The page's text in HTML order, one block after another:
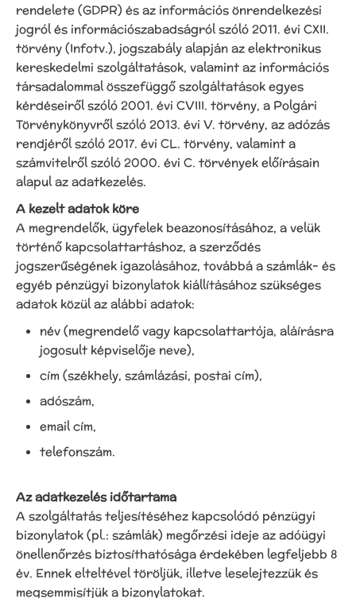
rendelete (GDPR) és az információs önrendelkezési
jogról és információszabadságról szóló 2011. évi CXII.
törvény (Infotv.), jogszabály alapján az elektronikus
kereskedelmi szolgáltatások, valamint az információs
társadalommal összefüggő szolgáltatások egyes
kérdéseiről szóló 2001. évi CVIII. törvény, a Polgári
Törvénykönyvről szóló 2013. évi V. törvény, az adózás
rendjéről szóló 2017. évi CL. törvény, valamint a
számvitelről szóló 2000. évi C. törvények előírásain
alapul az adatkezelés.
A kezelt adatok köre
A megrendelők, ügyfelek beazonosításához, a velük
történő kapcsolattartáshoz, a szerződés
jogszerűségének igazolásához, továbbá a számlák- és
egyéb pénzügyi bizonylatok kiállításához szükséges
adatok közül az alábbi adatok:
név (megrendelő vagy kapcsolattartója, aláírásra
jogosult képviselője neve),
cím (székhely, számlázási, postai cím),
adószám,
email cím,
telefonszám.
Az adatkezelés időtartama
A szolgáltatás teljesítéséhez kapcsolódó pénzügyi
bizonylatok (pl.: számlák) megőrzési ideje az adóügyi
önellenőrzés biztosíthatósága érdekében legfeljebb 8
év. Ennek elteltével töröljük, illetve leselejtezzük és
megsemmisítjük a bizonylatokat.